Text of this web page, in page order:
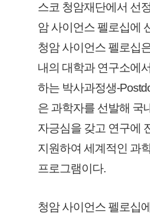
스코 청암재단에서 선
암 사이언스 펠로십에
청암 사이언스 펠로십
내의 대학과 연구소에
하는 박사과정생-
은 과학자를 선발해 국
자긍심을 갖고 연구에
지원하여 세계적인 과
프로그램이다.
청암 사이언스 펠로십